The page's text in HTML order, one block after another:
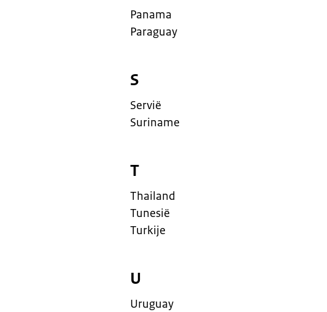
Panama
Paraguay
S
Servië
Suriname
T
Thailand
Tunesië
Turkije
U
Uruguay